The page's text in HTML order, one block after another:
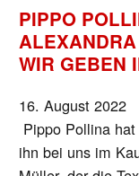
PIPPO
WIR GEBEN
16. August 2022
Pippo Pollina
ihn bei uns im